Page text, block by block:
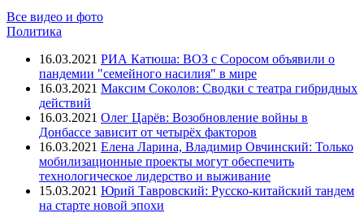
Все видео и фото
Политика
16.03.2021 РИА Катюша: ВОЗ с Соросом объявили о
пандемии "семейного насилия" в мире
16.03.2021 Максим Соколов: Сводки с театра гибридных
действий
16.03.2021 Олег Царёв: Возобновление войны в
Донбассе зависит от четырёх факторов
16.03.2021 Елена Ларина, Владимир Овчинский: Только
мобилизационные проекты могут обеспечить
технологическое лидерство и выживание
15.03.2021 Юрий Тавровский: Русско-китайский тандем
на старте новой эпохи